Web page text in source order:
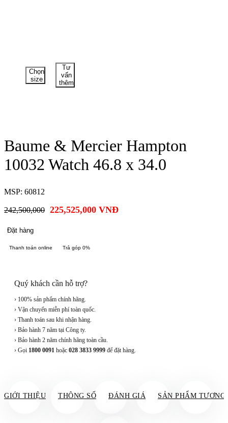
Chọn
size
Tư
vấn
thêm
Baume & Mercier Hampton
10032 Watch 46.8 x 34.0
MSP: 60812
242,500,000 225,525,000 VNĐ
Đặt hàng
Thanh toán online Trả góp 0%
Quý khách cần hỗ trợ?
› 100% sản phẩm chính hãng.
› Vận chuyển miễn phí toàn quốc.
› Thanh toán sau khi nhận hàng.
› Bảo hành 7 năm tại Công ty.
› Bảo hành 2 năm chính hãng toàn cầu.
› Gọi 1800 0091 hoặc 028 3833 9999 để đặt hàng.
GIỚI THIỆU THÔNG SỐ ĐÁNH GIÁ SẢN PHẨM TƯƠNG